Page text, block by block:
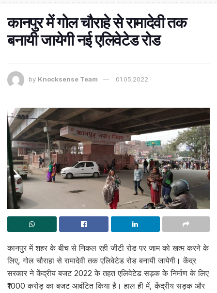
कानपुर में गोल चौराहे से रामादेवी तक
बनायी जायेगी नई एलिवेटेड रोड
by Knocksense Team 01.05.2022
कानपुर में शहर के बीच से निकल रही जीटी रोड पर जाम को खत्म करने के
लिए, गोल चौराहा से रामादेवी तक एलिवेटेड रोड बनायी जायेगी। केंद्र
सरकार ने केंद्रीय बजट 2022 के तहत एलिवेटेड सड़क के निर्माण के लिए
₹1000 करोड़ का बजट आवंटित किया है। हाल ही में, केंद्रीय सड़क और